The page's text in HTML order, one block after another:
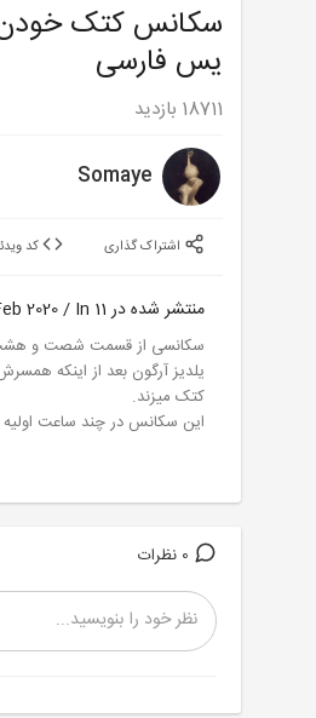
یس فارسی
18711 بازدید
Somaye
منتشر شده در 11 Feb 2020 / In
سکانسی از قسمت شصت و
یلدیز آرگون بعد از اینکه
کتک میزند.
این سکانس در چند ساعت اولیه بعد از انتشار قسمت 68 در لیست پر